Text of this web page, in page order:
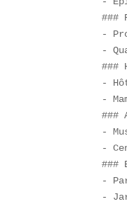
###
-
-
###
-
-
-
-
###
-
-